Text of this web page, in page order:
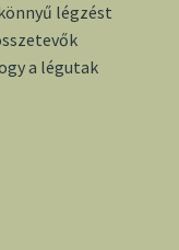
légzést
a légutak